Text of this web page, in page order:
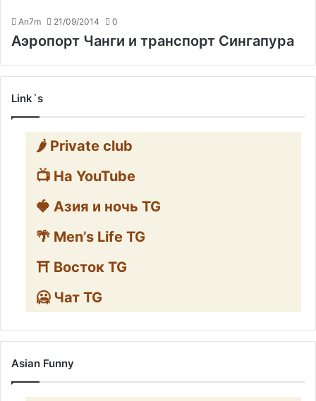
An7m 21/09/2014 0
Аэропорт Чанги и транспорт Сингапура
Link`s
🌶️ Private club
📺 На YouTube
🍓 Азия и ночь TG
🌴 Men’s Life TG
⛩️ Восток TG
🥶 Чат TG
Asian Funny